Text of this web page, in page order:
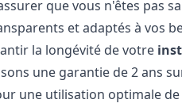
que vous n'êtes pas
et adaptés à vos
la longévité de votre
une garantie de 2 ans
une utilisation optimale